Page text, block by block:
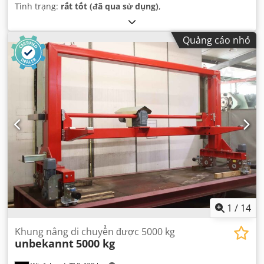
Tình trạng: rất tốt (đã qua sử dụng),
Quảng cáo nhỏ
1 / 14
Khung nâng di chuyển được 5000 kg
unbekannt5000 kg